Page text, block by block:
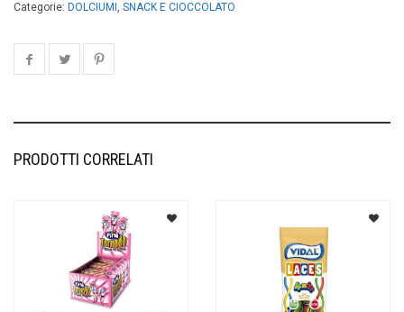
Categorie: DOLCIUMI , SNACK E CIOCCOLATO
PRODOTTI CORRELATI